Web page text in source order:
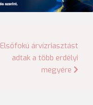
Elsőfokú árvízriasztást
adtak a több erdélyi
megyére